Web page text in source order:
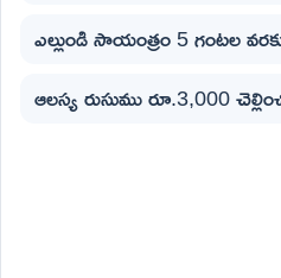
ఎల్లుండి సాయంత్రం 5 గంటల
ఆలస్య రుసుము రూ.3,000